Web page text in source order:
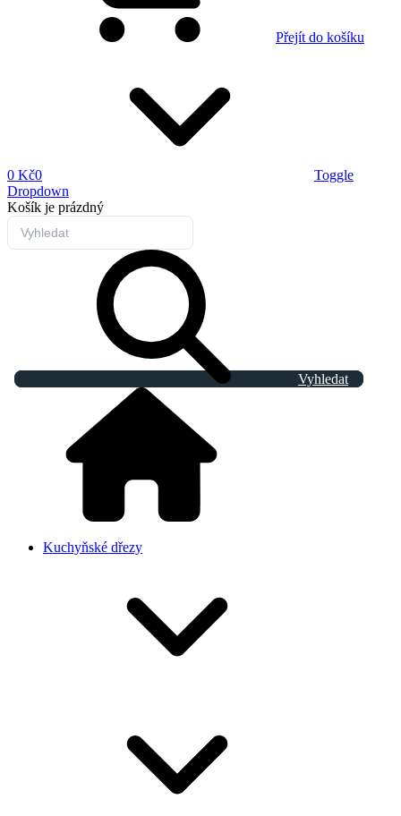
Přejít do košíku
0 Kč0
Toggle
Dropdown
Košík je prázdný
Vyhledat
Kuchyňské dřezy